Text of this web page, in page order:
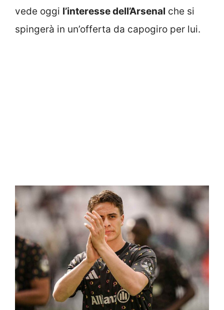
vede oggi l’interesse dell’Arsenal che si
spingerà in un’offerta da capogiro per lui.